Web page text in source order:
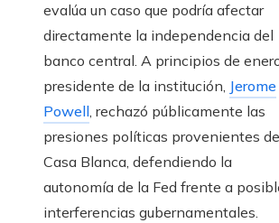
evalúa un caso que podría afectar
directamente la independencia del
banco central. A principios de
presidente de la institución, Jerome
Powell, rechazó públicamente las
presiones políticas provenientes
Casa Blanca, defendiendo la
autonomía de la Fed frente a
interferencias gubernamentales.